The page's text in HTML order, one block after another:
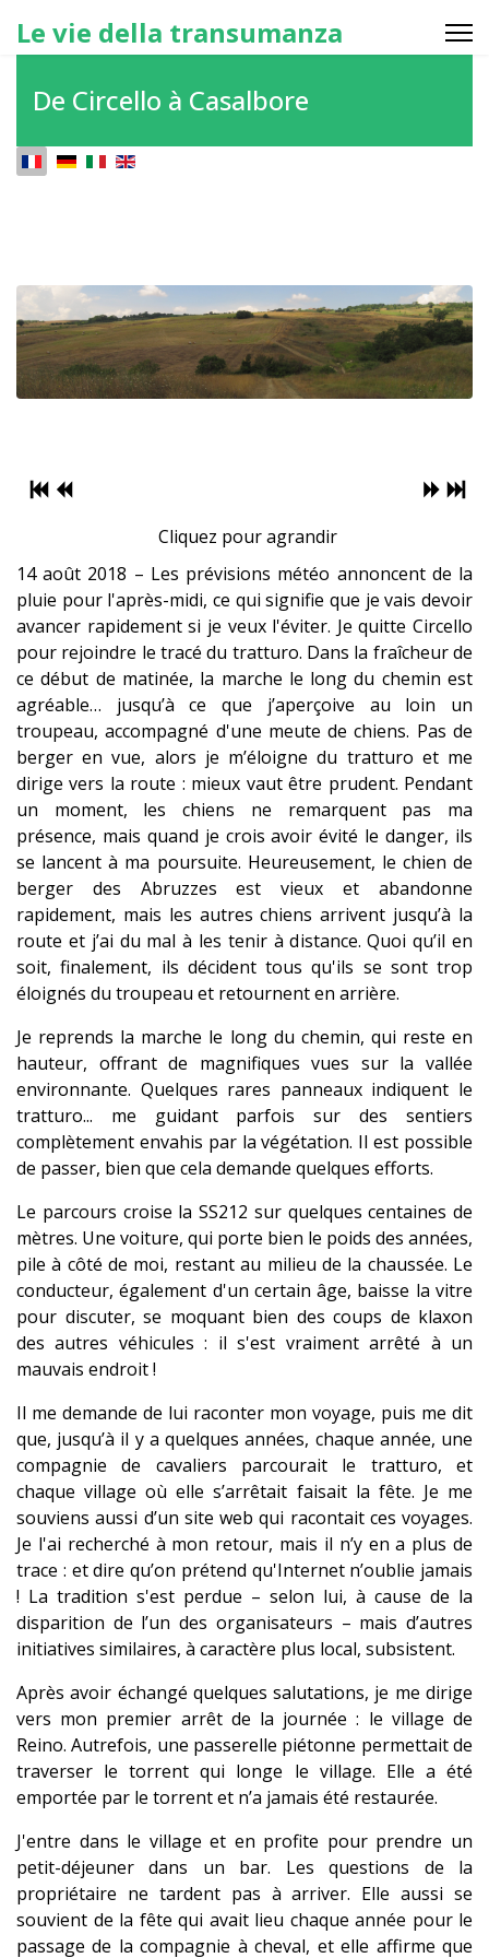
Le vie della transumanza
De Circello à Casalbore
Sélectionnez votre langue
Cliquez pour agrandir
14 août 2018 – Les prévisions météo annoncent de la
pluie pour l'après-midi, ce qui signifie que je vais devoir
avancer rapidement si je veux l'éviter. Je quitte Circello
pour rejoindre le tracé du tratturo. Dans la fraîcheur de
ce début de matinée, la marche le long du chemin est
agréable… jusqu’à ce que j’aperçoive au loin un
troupeau, accompagné d'une meute de chiens. Pas de
berger en vue, alors je m’éloigne du tratturo et me
dirige vers la route : mieux vaut être prudent. Pendant
un moment, les chiens ne remarquent pas ma
présence, mais quand je crois avoir évité le danger, ils
se lancent à ma poursuite. Heureusement, le chien de
berger des Abruzzes est vieux et abandonne
rapidement, mais les autres chiens arrivent jusqu’à la
route et j’ai du mal à les tenir à distance. Quoi qu’il en
soit, finalement, ils décident tous qu'ils se sont trop
éloignés du troupeau et retournent en arrière.
Je reprends la marche le long du chemin, qui reste en
hauteur, offrant de magnifiques vues sur la vallée
environnante. Quelques rares panneaux indiquent le
tratturo... me guidant parfois sur des sentiers
complètement envahis par la végétation. Il est possible
de passer, bien que cela demande quelques efforts.
Le parcours croise la SS212 sur quelques centaines de
mètres. Une voiture, qui porte bien le poids des années,
pile à côté de moi, restant au milieu de la chaussée. Le
conducteur, également d'un certain âge, baisse la vitre
pour discuter, se moquant bien des coups de klaxon
des autres véhicules : il s'est vraiment arrêté à un
mauvais endroit !
Il me demande de lui raconter mon voyage, puis me dit
que, jusqu’à il y a quelques années, chaque année, une
compagnie de cavaliers parcourait le tratturo, et
chaque village où elle s’arrêtait faisait la fête. Je me
souviens aussi d’un site web qui racontait ces voyages.
Je l'ai recherché à mon retour, mais il n’y en a plus de
trace : et dire qu’on prétend qu'Internet n’oublie jamais
! La tradition s'est perdue – selon lui, à cause de la
disparition de l’un des organisateurs – mais d’autres
initiatives similaires, à caractère plus local, subsistent.
Après avoir échangé quelques salutations, je me dirige
vers mon premier arrêt de la journée : le village de
Reino. Autrefois, une passerelle piétonne permettait de
traverser le torrent qui longe le village. Elle a été
emportée par le torrent et n’a jamais été restaurée.
J'entre dans le village et en profite pour prendre un
petit-déjeuner dans un bar. Les questions de la
propriétaire ne tardent pas à arriver. Elle aussi se
souvient de la fête qui avait lieu chaque année pour le
passage de la compagnie à cheval, et elle affirme que